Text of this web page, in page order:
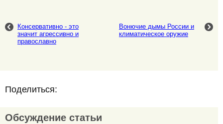
Консервативно - это
значит агрессивно и
православно
Вонючие дымы России и
климатическое оружие
Поделиться:
Обсуждение статьи